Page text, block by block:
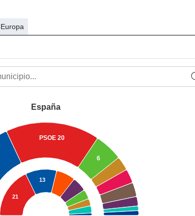
Europa
España
PSOE 20
6
21
13